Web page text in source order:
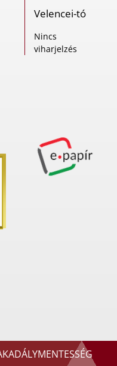
Velencei-tó
Nincs
viharjelzés